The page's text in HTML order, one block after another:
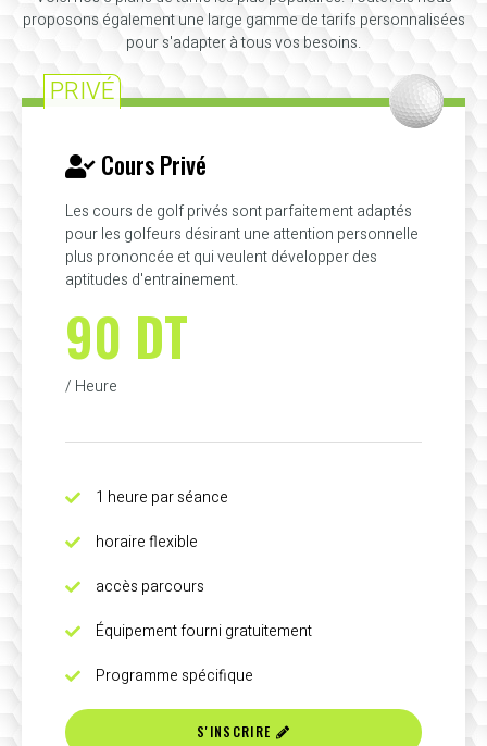
proposons également une large gamme de tarifs personnalisées
pour s'adapter à tous vos besoins.
PRIVÉ
Cours Privé
Les cours de golf privés sont parfaitement adaptés
pour les golfeurs désirant une attention personnelle
plus prononcée et qui veulent développer des
aptitudes d'entrainement.
90 DT
/ Heure
1 heure par séance
horaire flexible
accès parcours
Équipement fourni gratuitement
Programme spécifique
S'INSCRIRE